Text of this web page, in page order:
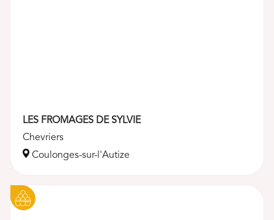
LES FROMAGES DE SYLVIE
Chevriers
Coulonges-sur-l'Autize